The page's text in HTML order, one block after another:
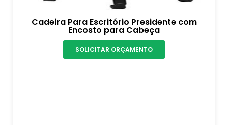
Cadeira Para Escritório Presidente com
Encosto para Cabeça
SOLICITAR ORÇAMENTO